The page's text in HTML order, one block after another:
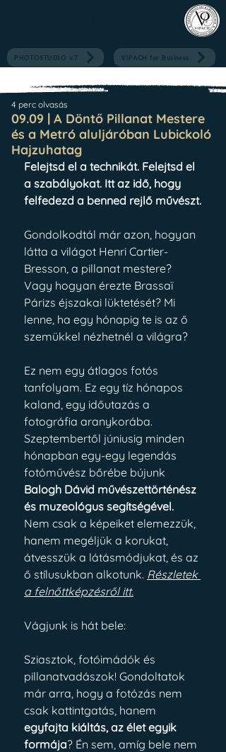
PHOTOSTUDIO v.7 VIPACH for Business
09.09 | A Döntő Pillanat Mestere
és a Metró aluljáróban Lubickoló
Hajzuhatag
4 perc olvasás
Felejtsd el a technikát. Felejtsd el
a szabályokat. Itt az idő, hogy
felfedezd a benned rejlő művészt.
Gondolkodtál már azon, hogyan
látta a világot Henri Cartier-
Bresson, a pillanat mestere?
Vagy hogyan érezte Brassaï
Párizs éjszakai lüktetését? Mi
lenne, ha egy hónapig te is az ő
szemükkel nézhetnél a világra?
Ez nem egy átlagos fotós
tanfolyam. Ez egy tíz hónapos
kaland, egy időutazás a
fotográfia aranykorába.
Szeptembertől júniusig minden
hónapban egy-egy legendás
fotóművész bőrébe bújunk
Balogh Dávid művészettörténész
és muzeológus segítségével.
Nem csak a képeiket elemezzük,
hanem megéljük a korukat,
átvesszük a látásmódjukat, és az
ő stílusukban alkotunk. Részletek
a felnőttképzésről itt.
Vágjunk is hát bele:
Sziasztok, fotóimádók és
pillanatvadászok! Gondoltatok
már arra, hogy a fotózás nem
csak kattintgatás, hanem
egyfajta kiáltás, az élet egyik
formája? Én sem, amíg bele nem